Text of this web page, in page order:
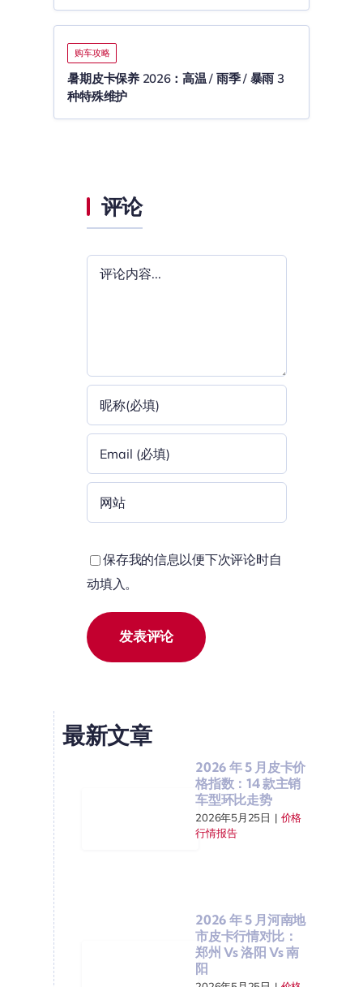
购车攻略
暑期皮卡保养 2026：高温 / 雨季 / 暴雨 3
种特殊维护
评论
保存我的信息以便下次评论时自
动填入。
最新文章
2026 年 5 月皮卡价
格指数：14 款主销
车型环比走势
2026年5月25日 | 价格
行情报告
2026 年 5 月河南地
市皮卡行情对比：
郑州 Vs 洛阳 Vs 南
阳